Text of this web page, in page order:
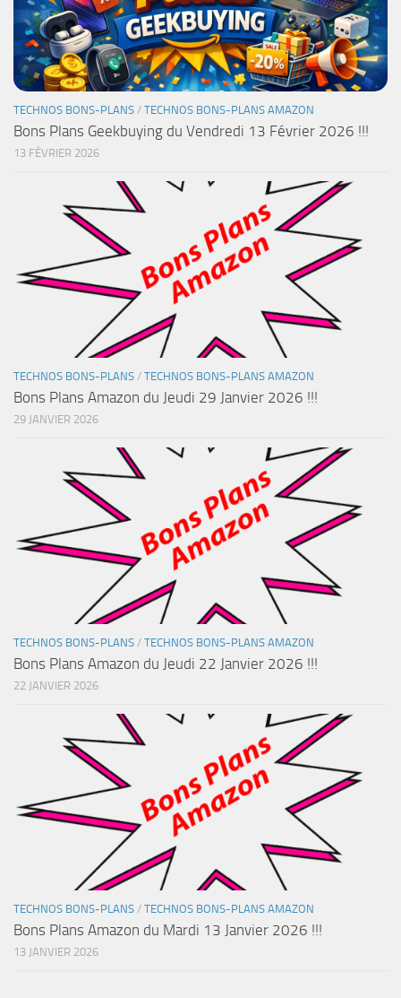
TECHNOS BONS-PLANS / TECHNOS BONS-PLANS AMAZON
Bons Plans Geekbuying du Vendredi 13 Février 2026 !!!
13 FÉVRIER 2026
TECHNOS BONS-PLANS / TECHNOS BONS-PLANS AMAZON
Bons Plans Amazon du Jeudi 29 Janvier 2026 !!!
29 JANVIER 2026
TECHNOS BONS-PLANS / TECHNOS BONS-PLANS AMAZON
Bons Plans Amazon du Jeudi 22 Janvier 2026 !!!
22 JANVIER 2026
TECHNOS BONS-PLANS / TECHNOS BONS-PLANS AMAZON
Bons Plans Amazon du Mardi 13 Janvier 2026 !!!
13 JANVIER 2026